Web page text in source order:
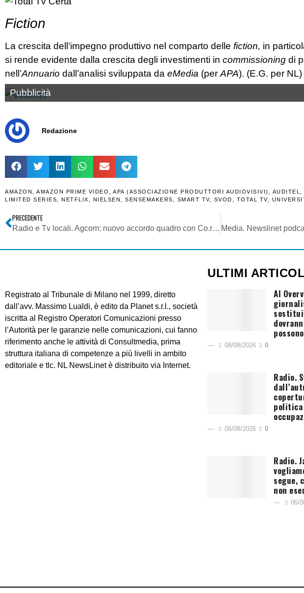
Fiction
La crescita dell’impegno produttivo nel comparto delle fiction, in
si rende evidente dalla crescita degli investimenti in commissioning di
nell’Annuario dall’analisi sviluppata da eMedia (per APA). (E.G. per NL)
Pubblicità
Redazione
AMAZON AMAZON PRIME VIDEO APA (ASSOCIAZIONE PRODUTTORI AUDIOVISIVI) AUDITEL
LIMITED SERIES
NETFLIX NIELSEN SENSEMAKERS SMART TV, SVOD TOTAL TV,
PRECEDENTE
Radio e Tv locali. Agcom: nuovo accordo quadro con Co.re.com
Registrato al Tribunale di Milano nel 1999, diretto
dall’avv. Massimo Lualdi, è edito da Planet s.r.l., società
iscritta al Registro Operatori Comunicazioni presso
l’Autorità per le garanzie nelle comunicazioni, cui fanno
riferimento anche le attività di Consultmedia, prima
struttura italiana di competenze a più livelli in ambito
editoriale e tlc. NL NewsLinet è distribuito via Internet.
ULTIMI
AI
08/08/2026 0
Radio.
politica
06/08/2026 0
Radio.
segue,
non
06/